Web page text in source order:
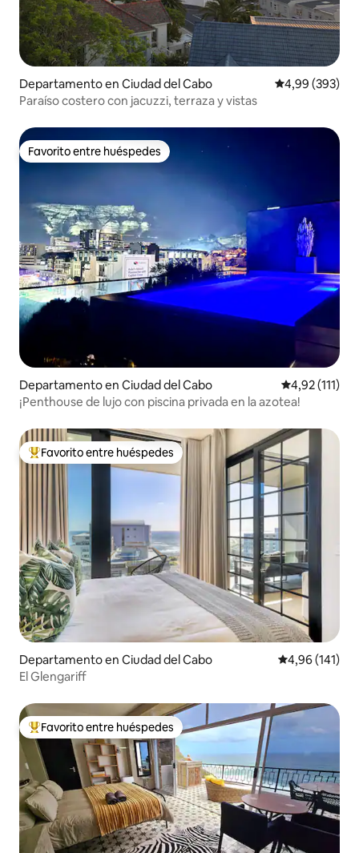
Departamento en Ciudad del Cabo Calificación
4,99 (393)
Paraíso costero con jacuzzi, terraza y vistas
Favorito entre huéspedes
Favorito entre huéspedes
Departamento en Ciudad del Cabo Calificación
4,92 (111)
¡Penthouse de lujo con piscina privada en la azotea!
Favorito entre los huéspedes más destacados
Favorito entre huéspedes
Departamento en Ciudad del Cabo Calificación
4,96 (141)
El Glengariff
Favorito entre los huéspedes más destacados
Favorito entre huéspedes